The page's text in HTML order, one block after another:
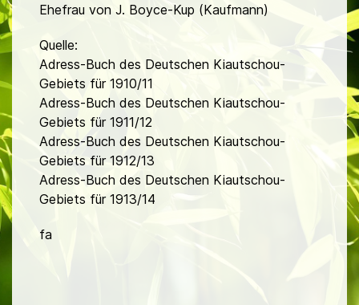
Ehefrau von J. Boyce-Kup (Kaufmann)
Quelle:
Adress-Buch des Deutschen Kiautschou-
Gebiets für 1910/11
Adress-Buch des Deutschen Kiautschou-
Gebiets für 1911/12
Adress-Buch des Deutschen Kiautschou-
Gebiets für 1912/13
Adress-Buch des Deutschen Kiautschou-
Gebiets für 1913/14
fa